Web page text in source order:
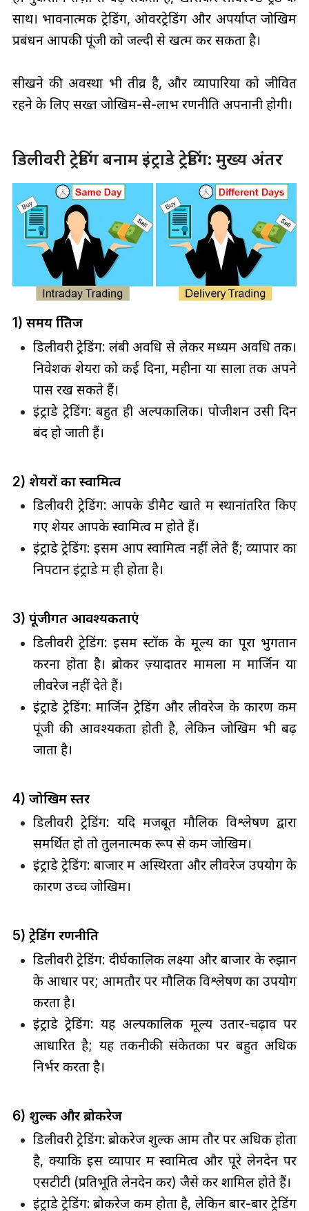
साथ। भावनात्मक ट्रेडिंग, ओवरट्रेडिंग और अपर्याप्त जोखिम
प्रबंधन आपकी पूंजी को जल्दी से खत्म कर सकता है।
सीखने की अवस्था भी तीव्र है, और व्यापारियों को जीवित
रहने के लिए सख्त जोखिम-से-लाभ रणनीति अपनानी होगी।
डिलीवरी ट्रेडिंग बनाम इंट्राडे ट्रेडिंग: मुख्य अंतर
1) समय क्षितिज
डिलीवरी ट्रेडिंग: लंबी अवधि से लेकर मध्यम अवधि तक।
निवेशक शेयरों को कई दिनों, महीनों या सालों तक अपने
पास रख सकते हैं।
इंट्राडे ट्रेडिंग: बहुत ही अल्पकालिक। पोजीशन उसी दिन
बंद हो जाती हैं।
2) शेयरों का स्वामित्व
डिलीवरी ट्रेडिंग: आपके डीमैट खाते में स्थानांतरित किए
गए शेयर आपके स्वामित्व में होते हैं।
इंट्राडे ट्रेडिंग: इसमें आप स्वामित्व नहीं लेते हैं; व्यापार का
निपटान इंट्राडे में ही होता है।
3) पूंजीगत आवश्यकताएं
डिलीवरी ट्रेडिंग: इसमें स्टॉक के मूल्य का पूरा भुगतान
करना होता है। ब्रोकर ज़्यादातर मामलों में मार्जिन या
लीवरेज नहीं देते हैं।
इंट्राडे ट्रेडिंग: मार्जिन ट्रेडिंग और लीवरेज के कारण कम
पूंजी की आवश्यकता होती है, लेकिन जोखिम भी बढ़
जाता है।
4) जोखिम स्तर
डिलीवरी ट्रेडिंग: यदि मजबूत मौलिक विश्लेषण द्वारा
समर्थित हो तो तुलनात्मक रूप से कम जोखिम।
इंट्राडे ट्रेडिंग: बाजार में अस्थिरता और लीवरेज उपयोग के
कारण उच्च जोखिम।
5) ट्रेडिंग रणनीति
डिलीवरी ट्रेडिंग: दीर्घकालिक लक्ष्यों और बाजार के रुझान
के आधार पर; आमतौर पर मौलिक विश्लेषण का उपयोग
करता है।
इंट्राडे ट्रेडिंग: यह अल्पकालिक मूल्य उतार-चढ़ाव पर
आधारित है; यह तकनीकी संकेतकों पर बहुत अधिक
निर्भर करता है।
6) शुल्क और ब्रोकरेज
डिलीवरी ट्रेडिंग: ब्रोकरेज शुल्क आम तौर पर अधिक होता
है, क्योंकि इस व्यापार में स्वामित्व और पूरे लेनदेन पर
एसटीटी (प्रतिभूति लेनदेन कर) जैसे कर शामिल होते हैं।
इंट्राडे ट्रेडिंग: ब्रोकरेज कम होता है, लेकिन बार-बार ट्रेडिंग